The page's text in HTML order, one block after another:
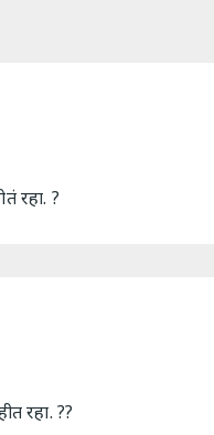
रहा. ?
रहा. ??